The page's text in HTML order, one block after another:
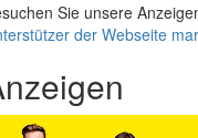
Sie unsere
der Webseite